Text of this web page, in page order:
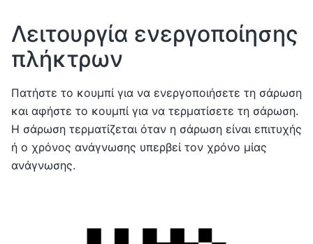
Λειτουργία ενεργοποίησης
πλήκτρων
Πατήστε το κουμπί για να ενεργοποιήσετε τη σάρωση
και αφήστε το κουμπί για να τερματίσετε τη σάρωση.
Η σάρωση τερματίζεται όταν η σάρωση είναι επιτυχής
ή ο χρόνος ανάγνωσης υπερβεί τον χρόνο μίας
ανάγνωσης.